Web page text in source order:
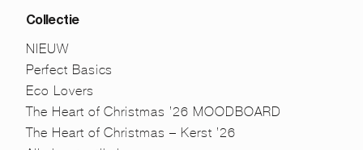
Collectie
NIEUW
Perfect Basics
Eco Lovers
The Heart of Christmas ’26 MOODBOARD
The Heart of Christmas – Kerst ’26